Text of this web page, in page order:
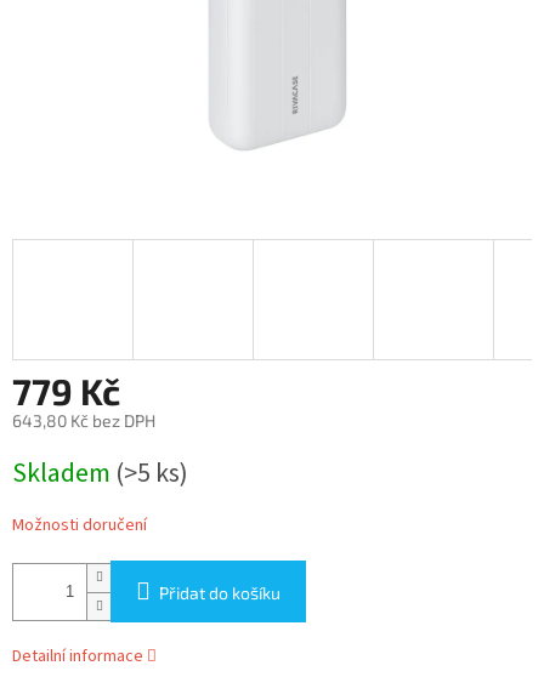
779 Kč
643,80 Kč bez DPH
cena:
Skladem (>5 ks)
Možnosti doručení
Přidat do košíku
Detailní informace